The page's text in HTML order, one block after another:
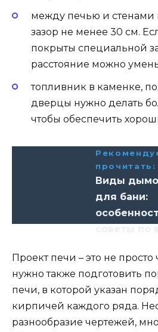
между печью и стенами
зазор не менее 30 см.
покрыты специальной
расстояние можно
топливник в каменке,
дверцы нужно делать
чтобы обеспечить
прочитать:
Виды
для бани:
Проект печи – это не
нужно также подготовить
печи, в которой указан
кирпичей каждого ряда.
разнообразие чертежей,